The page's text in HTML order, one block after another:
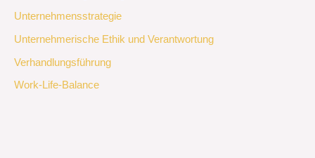
Unternehmensstrategie
Unternehmerische Ethik und Verantwortung
Verhandlungsführung
Work-Life-Balance